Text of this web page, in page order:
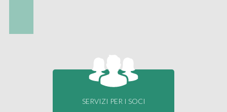
SERVIZI PER I SOCI